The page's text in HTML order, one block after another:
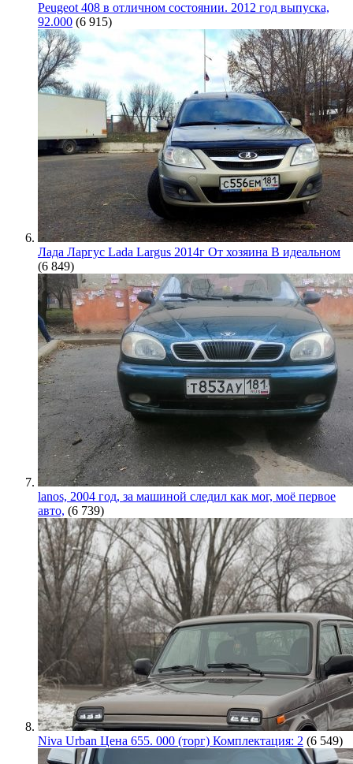
Peugeot 408 в отличном состоянии. 2012 год выпуска,
92.000 (6 915)
Лада Ларгус Lada Largus 2014г От хозяина В идеальном
(6 849)
lanos, 2004 год, за машиной следил как мог, моё первое
авто, (6 739)
Niva Urban Цена 655. 000 (торг) Комплектация: 2 (6 549)